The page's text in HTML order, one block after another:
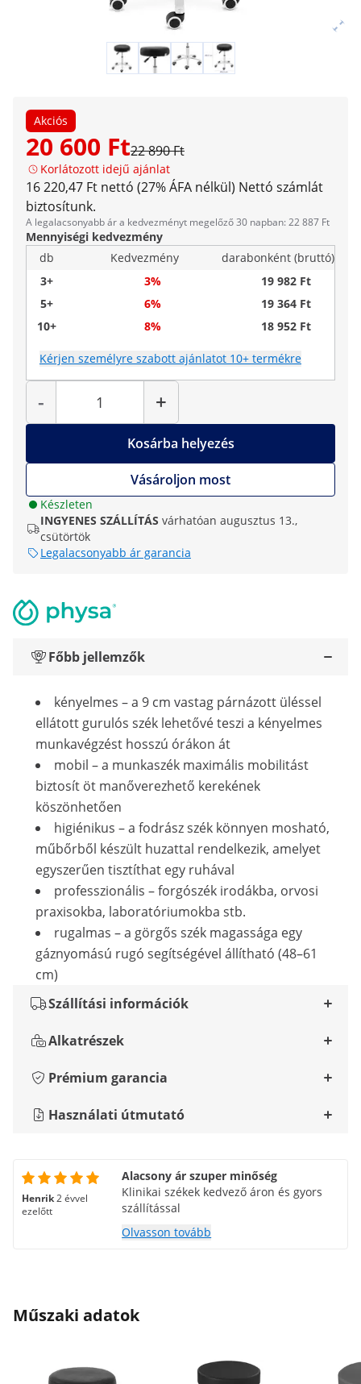
Akciós
20 600 Ft22 890 Ft
Korlátozott idejű ajánlat
16 220,47 Ft nettó (27% ÁFA nélkül) Nettó számlát
biztosítunk.
A legalacsonyabb ár a kedvezményt megelőző 30 napban: 22 887 Ft
Mennyiségi kedvezmény
db
Kedvezmény
darabonként (bruttó)
3+
3%
19 982 Ft
5+
6%
19 364 Ft
10+
8% 18 952 Ft
Kérjen személyre szabott ajánlatot 10+ termékre
-
Mennyiség
+
Kosárba helyezés
Vásároljon most
Készleten
INGYENES SZÁLLÍTÁS várhatóan augusztus 13.,
csütörtök
Legalacsonyabb ár garancia
Főbb jellemzők
kényelmes – a 9 cm vastag párnázott üléssel
ellátott gurulós szék lehetővé teszi a kényelmes
munkavégzést hosszú órákon át
mobil – a munkaszék maximális mobilitást
biztosít öt manőverezhető kerekének
köszönhetően
higiénikus – a fodrász szék könnyen mosható,
műbőrből készült huzattal rendelkezik, amelyet
egyszerűen tisztíthat egy ruhával
professzionális – forgószék irodákba, orvosi
praxisokba, laboratóriumokba stb.
rugalmas – a görgős szék magassága egy
gáznyomású rugó segítségével állítható (48–61
cm)
Szállítási információk
Alkatrészek
Prémium garancia
Használati útmutató
Henrik2 évvel
ezelőtt
Alacsony ár szuper minőség
Klinikai székek kedvező áron és gyors
szállítással
Olvasson tovább
Műszaki adatok